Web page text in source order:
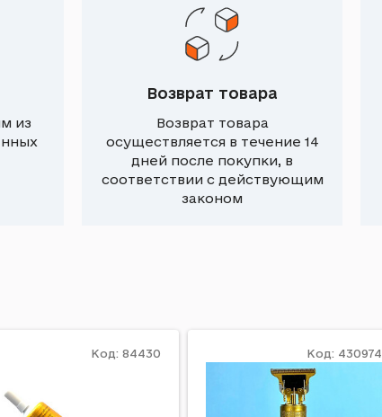
из
Возврат товара
Возврат товара
осуществляется в течение 14
дней после покупки, в
соответствии с действующим
законом
Код: 84430 Код: 430974